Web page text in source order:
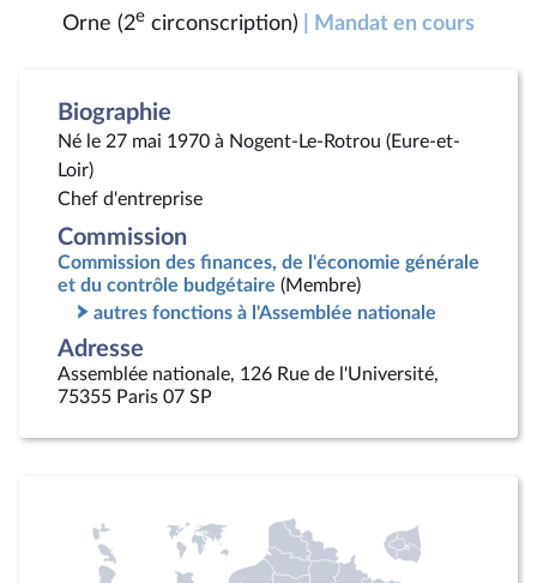
Orne (2e circonscription) | Mandat en cours
Biographie
Né le 27 mai 1970 à Nogent-Le-Rotrou (Eure-et-
Loir)
Chef d'entreprise
Commission
Commission des finances, de l'économie générale
et du contrôle budgétaire (Membre)
autres fonctions à l'Assemblée nationale
Adresse
Assemblée nationale, 126 Rue de l'Université,
75355 Paris 07 SP